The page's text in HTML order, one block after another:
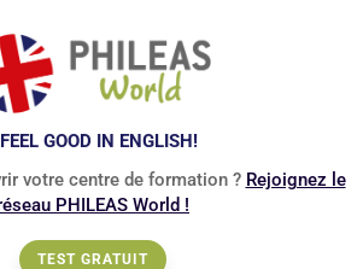
FEEL GOOD IN ENGLISH!
votre centre de formation ? Rejoignez le
PHILEAS World !
TEST GRATUIT